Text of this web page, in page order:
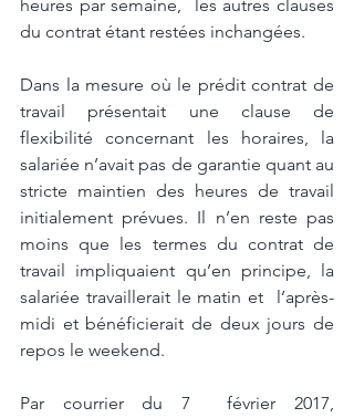
heures par semaine,  les autres clauses
du contrat étant restées inchangées.
Dans la mesure où le prédit contrat de
travail présentait une clause de
flexibilité concernant les horaires, la
salariée n’avait pas de garantie quant au
stricte maintien des heures de travail
initialement prévues. Il n’en reste pas
moins que les termes du contrat de
travail impliquaient qu’en principe, la
salariée travaillerait le matin et  l’après-
midi et bénéficierait de deux jours de
repos le weekend.
Par courrier du 7  février 2017,